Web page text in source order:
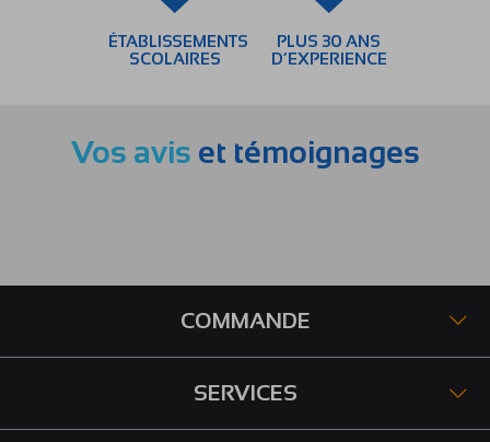
ÉTABLISSEMENTS
SCOLAIRES
PLUS 30 ANS
D’EXPERIENCE
Vos avis et témoignages
COMMANDE
SERVICES